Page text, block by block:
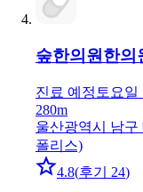
숲한의원 한의
진료 예정토요일
280m
울산광역시 남구
폴리스)
4.8(후기 24)